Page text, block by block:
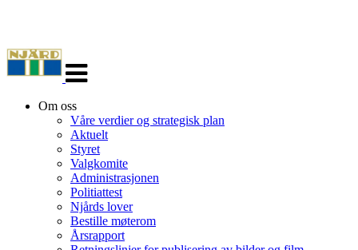
navigasjon
Om oss
Våre verdier og strategisk plan
Aktuelt
Styret
Valgkomite
Administrasjonen
Politiattest
Njårds lover
Bestille møterom
Årsrapport